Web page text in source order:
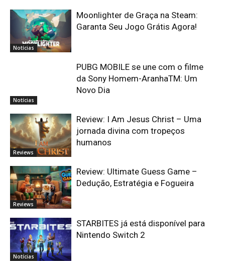
Notícias
Moonlighter de Graça na Steam:
Garanta Seu Jogo Grátis Agora!
Notícias
PUBG MOBILE se une com o filme
da Sony Homem-AranhaTM: Um
Novo Dia
Reviews
Review: I Am Jesus Christ – Uma
jornada divina com tropeços
humanos
Reviews
Review: Ultimate Guess Game –
Dedução, Estratégia e Fogueira
Notícias
STARBITES já está disponível para
Nintendo Switch 2